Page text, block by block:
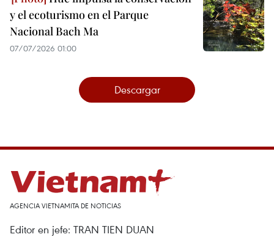
y el ecoturismo en el Parque
Nacional Bach Ma
07/07/2026 01:00
Descargar
AGENCIA VIETNAMITA DE NOTICIAS
Editor en jefe: TRAN TIEN DUAN